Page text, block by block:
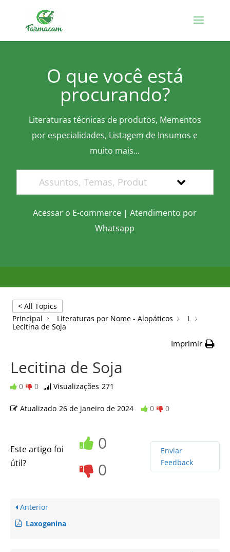
O que você está
procurando?
Literaturas técnicas de produtos, Mementos
por especialidades, Listagem de Insumos e
muito mais...
Acessar o E-commerce |Atendimento por
Whatsapp
< All Topics
Principal
Literaturas por Nome - Alopáticos
L
Lecitina de Soja
Imprimir
Lecitina de Soja
0 0 Visualizações 271
Atualizado 26 de janeiro de 2024 0 0
Este artigo foi
útil?
0
0
Enviar
Feedback
Anterior
Laxogenina